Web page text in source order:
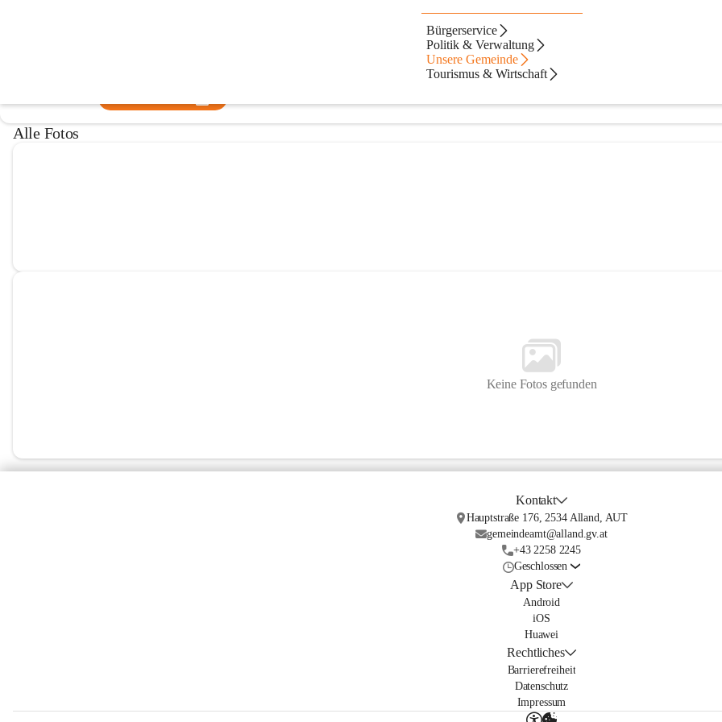
Bürgerservice
Politik & Verwaltung
Unsere Gemeinde
Tourismus & Wirtschaft
Alle Fotos
Keine Fotos gefunden
Kontakt
Hauptstraße 176, 2534 Alland, AUT
gemeindeamt@alland.gv.at
+43 2258 2245
Geschlossen
App Store
Android
iOS
Huawei
Rechtliches
Barrierefreiheit
Datenschutz
Impressum